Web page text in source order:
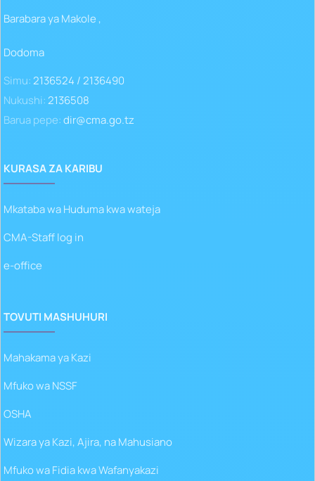
Barabara ya Makole ,
Dodoma
Simu:2136524 / 2136490
Nukushi:2136508
Barua pepe:dir@cma.go.tz
KURASA ZA KARIBU
Mkataba wa Huduma kwa wateja
CMA-Staff log in
e-office
TOVUTI MASHUHURI
Mahakama ya Kazi
Mfuko wa NSSF
OSHA
Wizara ya Kazi, Ajira, na Mahusiano
Mfuko wa Fidia kwa Wafanyakazi